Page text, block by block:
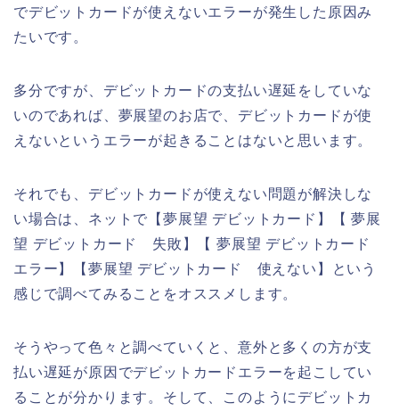
でデビットカードが使えないエラーが発生した原因み
たいです。
多分ですが、デビットカードの支払い遅延をしていな
いのであれば、夢展望のお店で、デビットカードが使
えないというエラーが起きることはないと思います。
それでも、デビットカードが使えない問題が解決しな
い場合は、ネットで【夢展望 デビットカード】【 夢展
望 デビットカード 失敗】【 夢展望 デビットカード
エラー】【夢展望 デビットカード 使えない】という
感じで調べてみることをオススメします。
そうやって色々と調べていくと、意外と多くの方が支
払い遅延が原因でデビットカードエラーを起こしてい
ることが分かります。そして、このようにデビットカ